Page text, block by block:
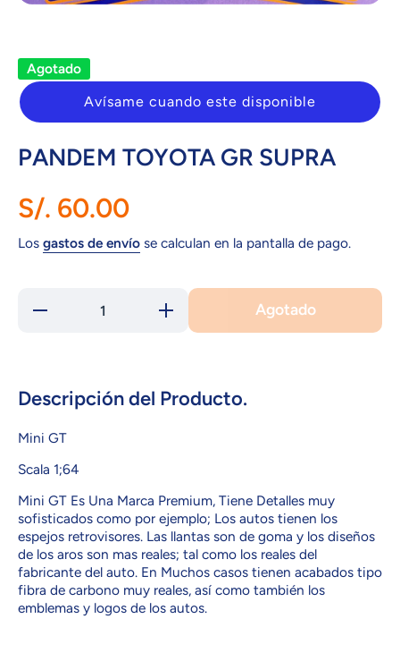
Agotado
Avísame cuando este disponible
PANDEM TOYOTA GR SUPRA
S/. 60.00
Los gastos de envío se calculan en la pantalla de pago.
Reducir
Aumentar
cantidad
para
Agotado
Descripción del Producto.
Mini GT
Scala 1;64
Mini GT Es Una Marca Premium, Tiene Detalles muy
sofisticados como por ejemplo; Los autos tienen los
espejos retrovisores. Las llantas son de goma y los diseños
de los aros son mas reales; tal como los reales del
fabricante del auto. En Muchos casos tienen acabados tipo
fibra de carbono muy reales, así como también los
emblemas y logos de los autos.